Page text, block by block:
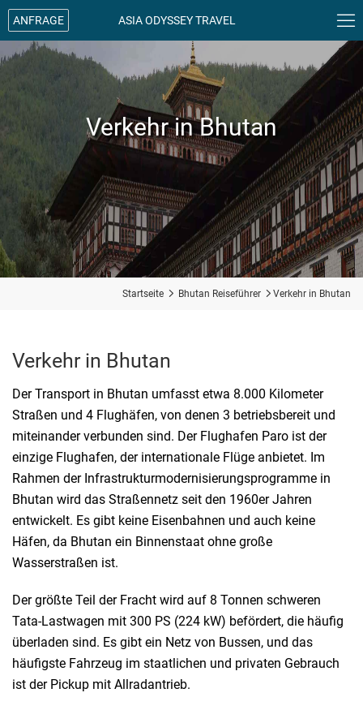

ANFRAGE ASIA ODYSSEY TRAVEL
Verkehr in Bhutan
Startseite  Bhutan Reiseführer  Verkehr in Bhutan
Verkehr in Bhutan
Der Transport in Bhutan umfasst etwa 8.000 Kilometer
Straßen und 4 Flughäfen, von denen 3 betriebsbereit und
miteinander verbunden sind. Der Flughafen Paro ist der
einzige Flughafen, der internationale Flüge anbietet. Im
Rahmen der Infrastrukturmodernisierungsprogramme in
Bhutan wird das Straßennetz seit den 1960er Jahren
entwickelt. Es gibt keine Eisenbahnen und auch keine
Häfen, da Bhutan ein Binnenstaat ohne große
Wasserstraßen ist.
Der größte Teil der Fracht wird auf 8 Tonnen schweren
Tata-Lastwagen mit 300 PS (224 kW) befördert, die häufig
überladen sind. Es gibt ein Netz von Bussen, und das
häufigste Fahrzeug im staatlichen und privaten Gebrauch
ist der Pickup mit Allradantrieb.